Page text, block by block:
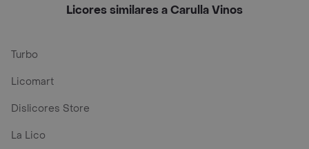
Licores similares a Carulla Vinos
Turbo
Licomart
Dislicores Store
La Lico